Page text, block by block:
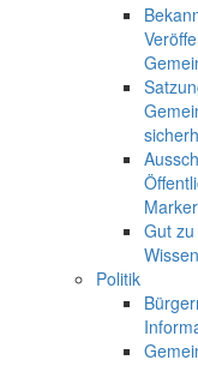
Gut
Politik